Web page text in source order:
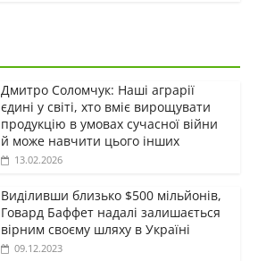
Дмитро Соломчук: Наші аграрії
єдині у світі, хто вміє вирощувати
продукцію в умовах сучасної війни
й може навчити цього інших
13.02.2026
Виділивши близько $500 мільйонів,
Говард Баффет надалі залишається
вірним своєму шляху в Україні
09.12.2023